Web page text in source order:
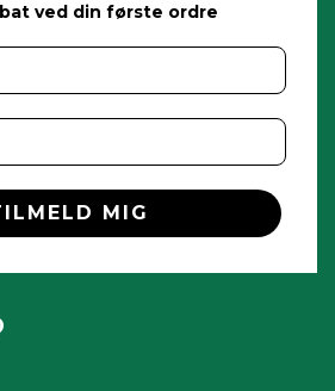
ved din første ordre
MIG